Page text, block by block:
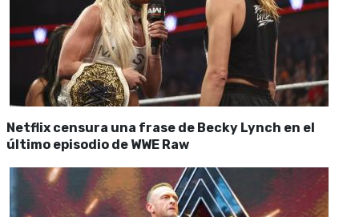
Netflix censura una frase de Becky Lynch en el
último episodio de WWE Raw